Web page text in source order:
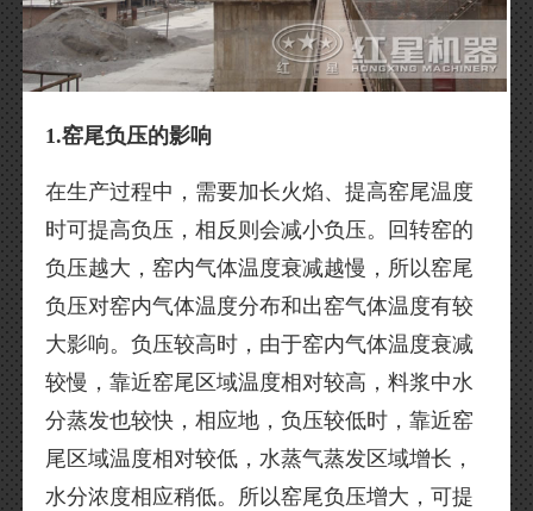
1.窑尾负压的影响
在生产过程中，需要加长火焰、提高窑尾温度
时可提高负压，相反则会减小负压。回转窑的
负压越大，窑内气体温度衰减越慢，所以窑尾
负压对窑内气体温度分布和出窑气体温度有较
大影响。负压较高时，由于窑内气体温度衰减
较慢，靠近窑尾区域温度相对较高，料浆中水
分蒸发也较快，相应地，负压较低时，靠近窑
尾区域温度相对较低，水蒸气蒸发区域增长，
水分浓度相应稍低。所以窑尾负压增大，可提